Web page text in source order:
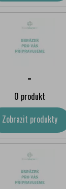
-
0 produkt
Zobrazit produkty